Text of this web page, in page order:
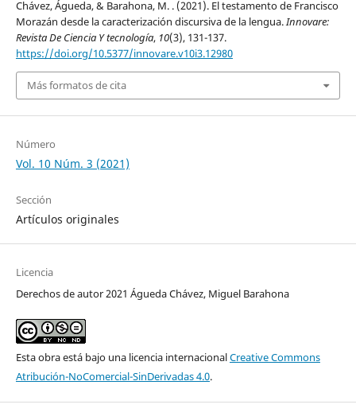
Chávez, Águeda, & Barahona, M. . (2021). El testamento de Francisco
Morazán desde la caracterización discursiva de la lengua.Innovare:
Revista De Ciencia Y tecnología, 10(3), 131-137.
https://doi.org/10.5377/innovare.v10i3.12980
Más formatos de cita
Número
Vol. 10 Núm. 3 (2021)
Sección
Artículos originales
Licencia
Derechos de autor 2021 Águeda Chávez, Miguel Barahona
Esta obra está bajo una licencia internacionalCreative Commons
Atribución-NoComercial-SinDerivadas 4.0.